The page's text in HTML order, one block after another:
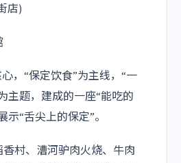
店)
，“保定饮食”为主线，“一
主题，建成的一座“能吃的
“舌尖上的保定”。
村、漕河驴肉火烧、牛肉